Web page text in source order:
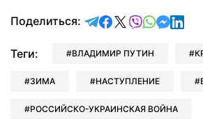
Поделиться: отправить в
поделиться в
поделиться в
отправить
Теги: ВЛАДИМИР ПУТИН
ЗИМА НАСТУПЛЕНИЕ
РОССИЙСКО-УКРАИНСКАЯ ВОЙНА